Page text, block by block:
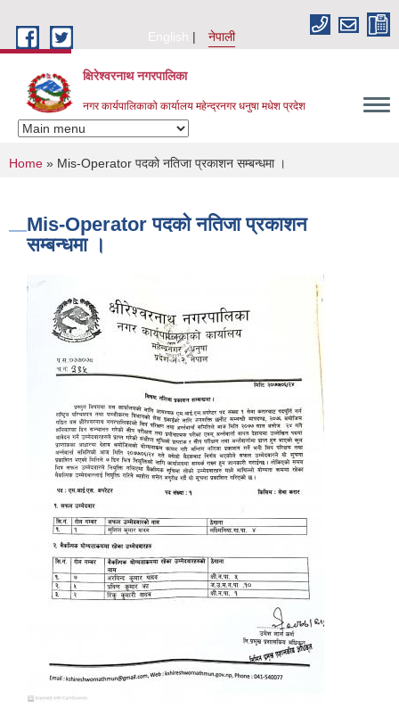
English
नेपाली
क्षिरेश्वरनाथ नगरपालिका
नगर कार्यपालिकाको कार्यालय महेन्द्रनगर धनुषा मधेश प्रदेश
You are here
Home » Mis-Operator पदको नतिजा प्रकाशन सम्बन्धमा ।
Mis-Operator पदको नतिजा प्रकाशन
सम्बन्धमा ।